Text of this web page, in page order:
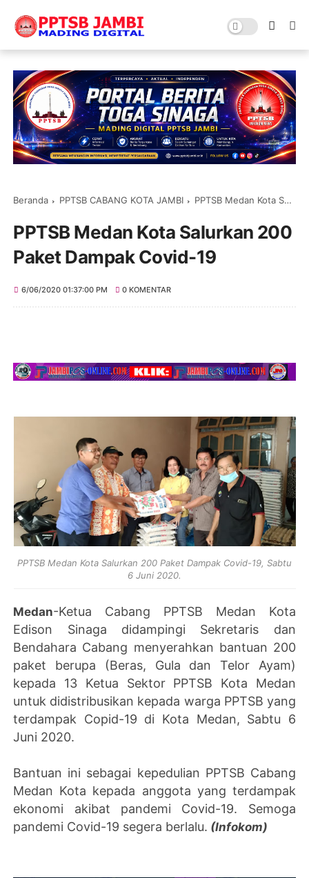
Beranda PPTSB CABANG KOTA JAMBI PPTSB Medan Kota Salurkan 200 Paket Dampak Covid-19
PPTSB Medan Kota Salurkan 200
Paket Dampak Covid-19
6/06/2020 01:37:00 PM 0 KOMENTAR
PPTSB Medan Kota Salurkan 200 Paket Dampak Covid-19, Sabtu
6 Juni 2020.
Medan-Ketua Cabang PPTSB Medan Kota
Edison Sinaga didampingi Sekretaris dan
Bendahara Cabang menyerahkan bantuan 200
paket berupa (Beras, Gula dan Telor Ayam)
kepada 13 Ketua Sektor PPTSB Kota Medan
untuk didistribusikan kepada warga PPTSB yang
terdampak Copid-19 di Kota Medan, Sabtu 6
Juni 2020.
Bantuan ini sebagai kepedulian PPTSB Cabang
Medan Kota kepada anggota yang terdampak
ekonomi akibat pandemi Covid-19. Semoga
pandemi Covid-19 segera berlalu. (Infokom)